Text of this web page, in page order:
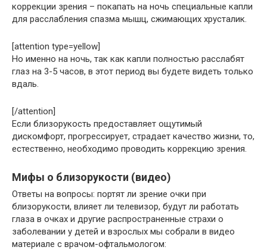
коррекции зрения – покапать на ночь специальные капли
для расслабления спазма мышц, сжимающих хрусталик.
[attention type=yellow]
Но именно на ночь, так как капли полностью расслабят
глаз на 3-5 часов, в этот период вы будете видеть только
вдаль.
[/attention]
Если близорукость предоставляет ощутимый
дискомфорт, прогрессирует, страдает качество жизни, то,
естественно, необходимо проводить коррекцию зрения.
Мифы о близорукости (видео)
Ответы на вопросы: портят ли зрение очки при
близорукости, влияет ли телевизор, будут ли работать
глаза в очках и другие распространенные страхи о
заболевании у детей и взрослых мы собрали в видео
материале с врачом-офтальмологом: